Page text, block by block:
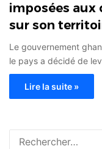
imposées aux
sur son
Le gouvernement
le pays a décidé de
Lire la suite »